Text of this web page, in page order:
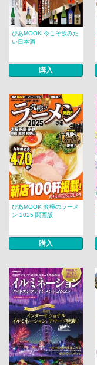
ぴあMOOK 今こそ飲みた
い日本酒
購入
ぴあMOOK 究極のラーメ
ン 2025 関西版
購入